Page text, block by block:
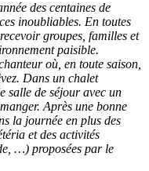
des centaines de
inoubliables. En toutes
groupes, familles et
paisible.
où, en toute saison,
Dans un chalet
salle de séjour avec un
Après une bonne
la journée en plus des
et des activités
…) proposées par le